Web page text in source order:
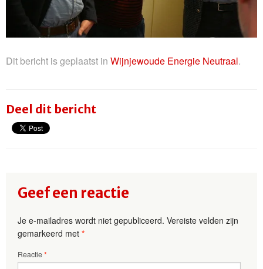
Dit bericht is geplaatst in Wijnjewoude Energie Neutraal.
Deel dit bericht
Geef een reactie
Je e-mailadres wordt niet gepubliceerd. Vereiste velden zijn
gemarkeerd met *
Reactie*